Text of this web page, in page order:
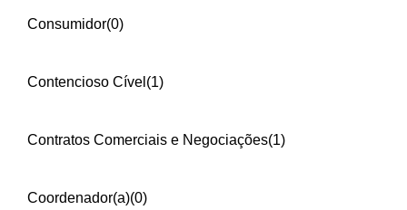
Consumidor(0)
Contencioso Cível (1)
Contratos Comerciais e Negociações(1)
Coordenador(a)(0)